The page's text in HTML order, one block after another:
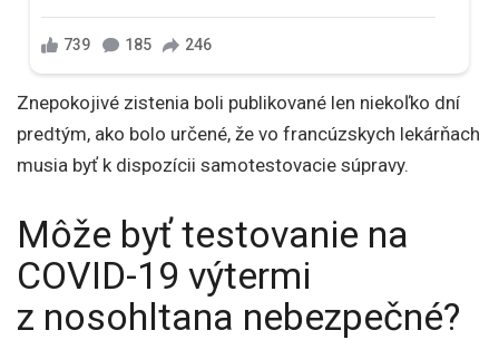
Znepokojivé zistenia boli publikované len niekoľko dní
predtým, ako bolo určené, že vo francúzskych lekárňach
musia byť k dispozícii samotestovacie súpravy.
Môže byť testovanie na
COVID-19 výtermi
z nosohltana nebezpečné?